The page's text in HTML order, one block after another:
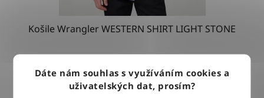
Dáte nám souhlas s využíváním cookies a
uživatelských dat, prosím?
Košile Wrangler WESTERN SHIRT LIGHT STONE
1 279 Kč